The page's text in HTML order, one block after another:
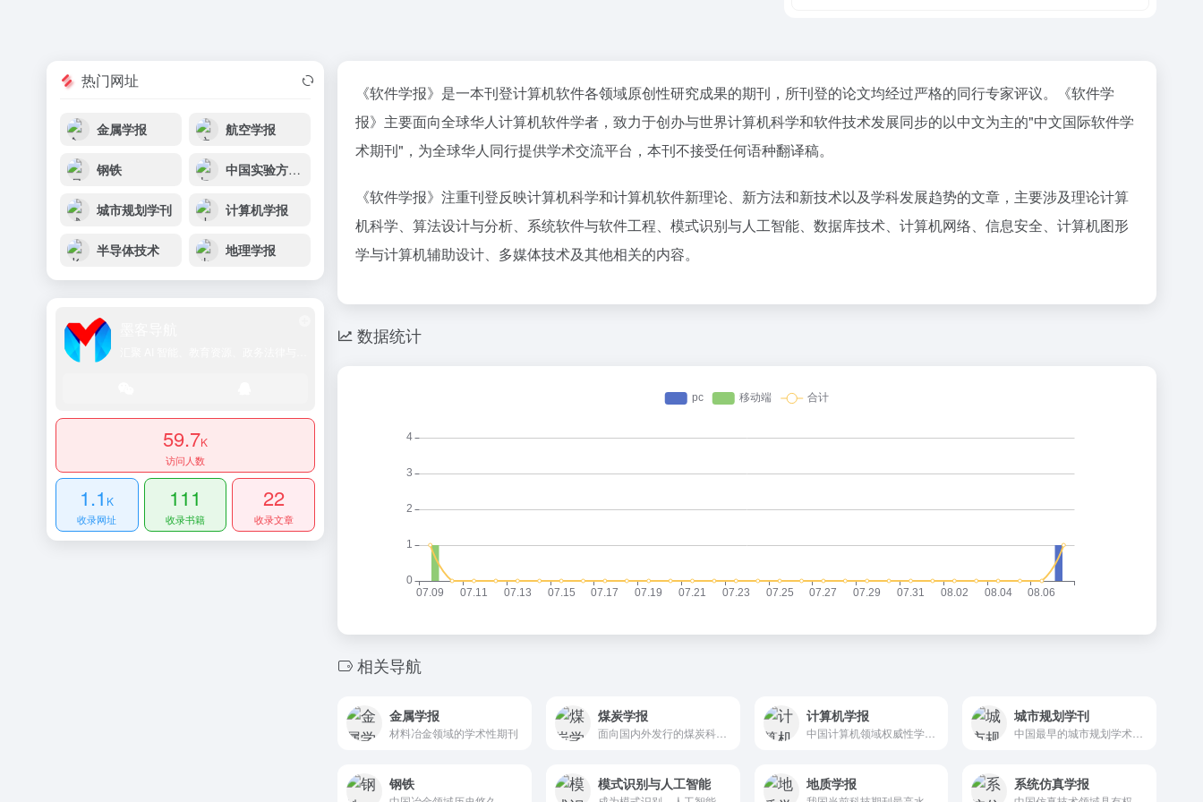
《软件学报》是一本刊登计算机软件各领域原创性研究成果的期刊，所刊登的论文均经过严格的同行专家评议。《软件学
报》主要面向全球华人计算机软件学者，致力于创办与世界计算机科学和软件技术发展同步的以中文为主的"中文国际软件学
术期刊"，为全球华人同行提供学术交流平台，本刊不接受任何语种翻译稿。
《软件学报》注重刊登反映计算机科学和计算机软件新理论、新方法和新技术以及学科发展趋势的文章，主要涉及理论计算
机科学、算法设计与分析、系统软件与软件工程、模式识别与人工智能、数据库技术、计算机网络、信息安全、计算机图形
学与计算机辅助设计、多媒体技术及其他相关的内容。
数据统计
相关导航
金属学报
材料冶金领域的学术性期刊
煤炭学报
面向国内外发行的煤炭科学技术方面的综合性学术刊物
计算机学报
中国计算机领域权威性学术刊物
城市规划学刊
钢铁 模式识别与人工智能 地质学报 系统仿真学报
热门网址
金属学报 航空学报
钢铁 中国实验方剂学杂志
城市规划学刊 计算机学报
半导体技术 地理学报
59.7K
访问人数
1.1 K
收录网址
111
收录书籍
22
收录文章